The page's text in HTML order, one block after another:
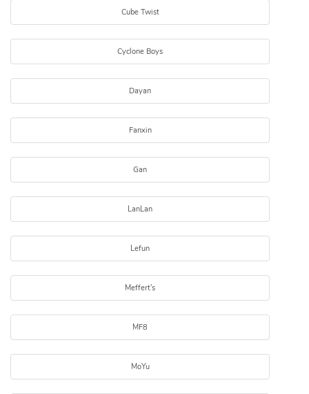
Cube Twist
Cyclone Boys
Dayan
Fanxin
Gan
LanLan
Lefun
Meffert's
MF8
MoYu